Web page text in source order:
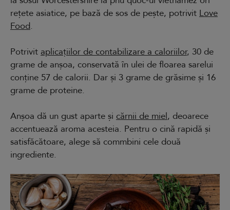
rețete asiatice, pe bază de sos de pește, potrivit Love
Food.
Potrivit aplicațiilor de contabilizare a caloriilor, 30 de
grame de anșoa, conservată în ulei de floarea sarelui
conține 57 de calorii. Dar și 3 grame de grăsime și 16
grame de proteine.
Anșoa dă un gust aparte și cărnii de miel, deoarece
accentuează aroma acesteia. Pentru o cină rapidă și
satisfăcătoare, alege să commbini cele două
ingrediente.